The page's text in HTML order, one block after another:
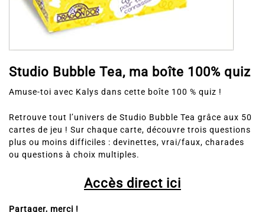
Studio Bubble Tea, ma boîte 100% quiz
Amuse-toi avec Kalys dans cette boîte 100 % quiz !
Retrouve tout l’univers de Studio Bubble Tea grâce aux 50
cartes de jeu ! Sur chaque carte, découvre trois questions
plus ou moins difficiles : devinettes, vrai/faux, charades
ou questions à choix multiples.
Accès direct ici
Partager, merci !